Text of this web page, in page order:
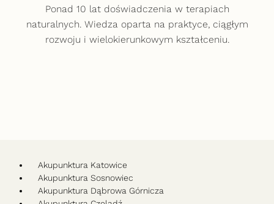
Ponad 10 lat doświadczenia w terapiach
naturalnych. Wiedza oparta na praktyce, ciągłym
rozwoju i wielokierunkowym kształceniu.
Akupunktura Katowice
Akupunktura Sosnowiec
Akupunktura Dąbrowa Górnicza